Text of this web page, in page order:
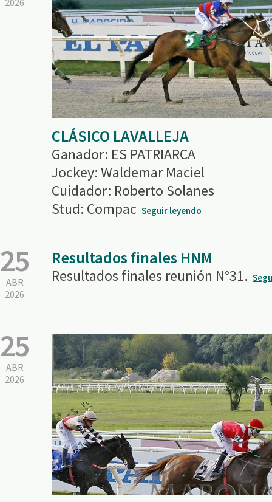
2026
CLÁSICO LAVALLEJA
Ganador: ES PATRIARCA
Jockey: Waldemar Maciel
Cuidador: Roberto Solanes
Stud: Compac Seguir leyendo
25
ABR
2026
Resultados finales HNM
Resultados finales reunión N°31.
25
ABR
2026